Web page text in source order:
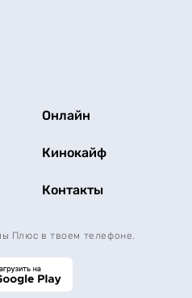
Онлайн
Кинокайф
Контакты
Плюс в твоем телефоне.